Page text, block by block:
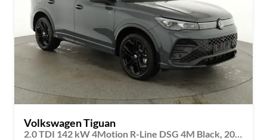
Volkswagen Tiguan